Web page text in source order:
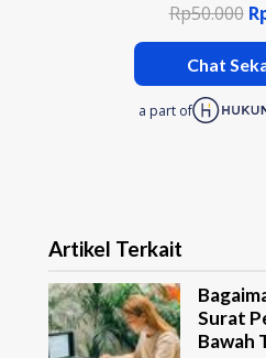
Rp50.000
Chat
a part of
Artikel Terkait
Surat
Bawah